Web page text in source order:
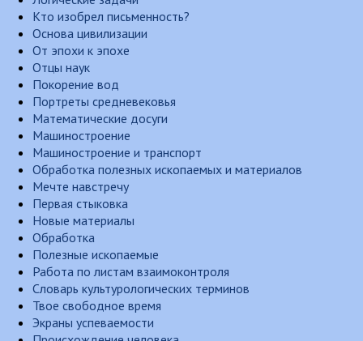
Кто изобрел письменность?
Основа цивилизации
От эпохи к эпохе
Отцы наук
Покорение вод
Портреты средневековья
Математические досуги
Машиностроение
Машиностроение и транспорт
Обработка полезных ископаемых и материалов
Мечте навстречу
Первая стыковка
Новые материалы
Обработка
Полезные ископаемые
Работа по листам взаимоконтроля
Словарь культурологических терминов
Твое свободное время
Экраны успеваемости